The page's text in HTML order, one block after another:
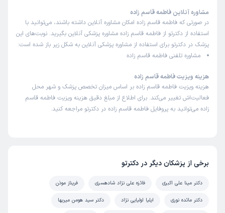
مشاوره آنلاین فاطمه قاسم زاده
در صورتی که فاطمه قاسم زاده امکان مشاوره آنلاین داشته باشند، می‌توانید با
استفاده از دکترتو از فاطمه قاسم زاده مشاوره پزشکی آنلاین بگیرید. نوبت‌های این
پزشک در دکترتو برای استفاده از مشاوره پزشکی آنلاین به شکل زیر باز شده است:
مشاوره تلفنی فاطمه قاسم زاده
هزینه ویزیت فاطمه قاسم زاده
هزینه ویزیت فاطمه قاسم زاده بر اساس میزان تخصص پزشک و شهر محل
فعالیت‌اش تغییر می‌کند. برای اطلاع از مبلغ دقیق هزینه ویزیت فاطمه قاسم
زاده می‌توانید به پروفایل فاطمه قاسم زاده در دکترتو مراجعه کنید.
برخی از پزشکان دیگر در دکترتو
دکتر مینا علی اکبری فائزه علی نژاد شادهسری فریناز موذن
دکتر مائده نوری ایلیا اولیایی نژاد دکتر سید هومن میربها